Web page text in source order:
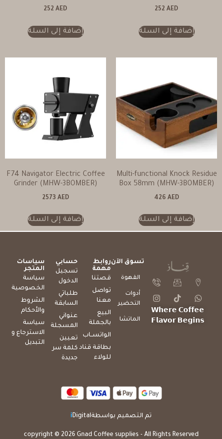
252 AED
إضافة إلى السلة
252 AED
إضافة إلى السلة
Multi-functional Knock Residue
Box 58mm (MHW-3BOMBER)
426 AED
إضافة إلى السلة
F74 Navigator Electric Coffee
Grinder (MHW-3BOMBER)
2573 AED
إضافة إلى السلة
𝗪𝗵𝗲𝗿𝗲 𝗖𝗼𝗳𝗳𝗲𝗲
𝗙𝗹𝗮𝘃𝗼𝗿 𝗕𝗲𝗴𝗶𝗻𝘀
تسوق الآن
القهوة
أدوات
التحضير
الماتشا
روابط
مهمة
قصتنا
تواصل
معنا
البيع
بالجملة
الواتســاب
بطاقة قناد
للولاء
حسابي
تسجيل
الدخول
طلباتي
السابقة
عنواني
المسجلة
تعيين
كلمة سر
جديدة
سياسات
المتجر
سياسة
الخصوصية
الشروط
والأحكام
سياسة
الاسترجاع و
التبديل
تم التصميم بواسطة iDigital
copyright © 2026 Gnad Coffee supplies - All Rights Reserved